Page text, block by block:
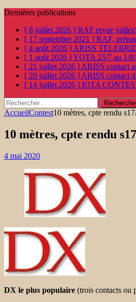
Dernières publications
[ 8 juillet 2026 ] RAF revue
[ 17 septembre 2021 ] RAF,
[ 4 août 2026 ] ARISS
[ 1 août 2026 ]YOTA 25/7 au 1/
[ 21 juillet 2026 ] ARISS contact
[ 20 juillet 2026 ] ARISS contact
[ 14 juillet 2026 ] IOTA
Rechercher :
AccueilContest10 mètres, cpte rendu
10 mètres, cpte rendu
4 mai 2020
DX le plus populaire (trois contacts ou